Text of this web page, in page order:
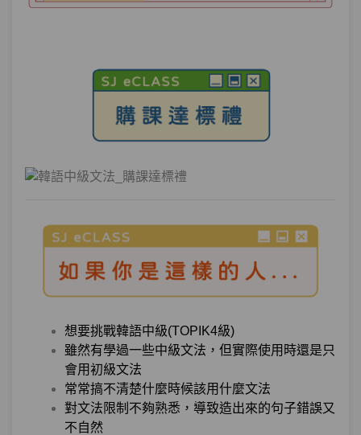
文法14：–(으)ㄹ 겸
文法15：–(으)려던 참이다
測驗1 第4章－目的、意圖、計畫－小考
第5章： 並準備早餐...」 那些年你還搞不懂的順序
單元1 文法16：–아/어 가지고 11:13
單元2 文法17：–자마자
單元3 文法18：–(으)ㄴ/는 대로
測驗1 第5章－時間與順序動作－小考
想要挑戰韓語中級(TOPIK4級)
雖然有學過一些中級文法，但實際使用時還是只
會用初級文法
常常搞不清楚什麼時候該用什麼文法
對文法限制不夠熟悉，導致造出來的句子錯誤又
不自然